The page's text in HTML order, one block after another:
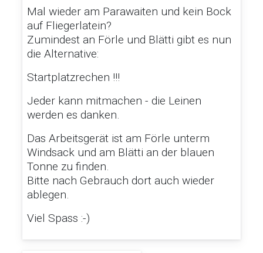
Mal wieder am Parawaiten und kein Bock
auf Fliegerlatein?
Zumindest an Förle und Blätti gibt es nun
die Alternative:
Startplatzrechen !!!
Jeder kann mitmachen - die Leinen
werden es danken.
Das Arbeitsgerät ist am Förle unterm
Windsack und am Blätti an der blauen
Tonne zu finden.
Bitte nach Gebrauch dort auch wieder
ablegen.
Viel Spass :-)